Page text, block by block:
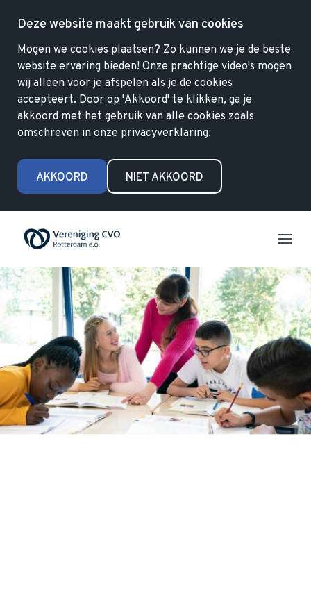
Deze website maakt gebruik van cookies
Mogen we cookies plaatsen? Zo kunnen we je de beste
website ervaring bieden! Onze prachtige video's mogen
wij alleen voor je afspelen als je de cookies
accepteert. Door op 'Akkoord' te klikken, ga je
akkoord met het gebruik van alle cookies zoals
omschreven in onze privacyverklaring.
AKKOORD NIET AKKOORD